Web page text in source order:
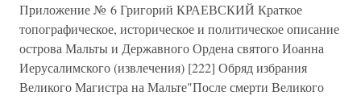
Приложение № 6 Григорий КРАЕВСКИЙ Краткое
топографическое, историческое и политическое описание
острова Мальты и Державного Ордена святого Иоанна
Иерусалимского (извлечения) [222] Обряд избрания
Великого Магистра на Мальте"После смерти Великого